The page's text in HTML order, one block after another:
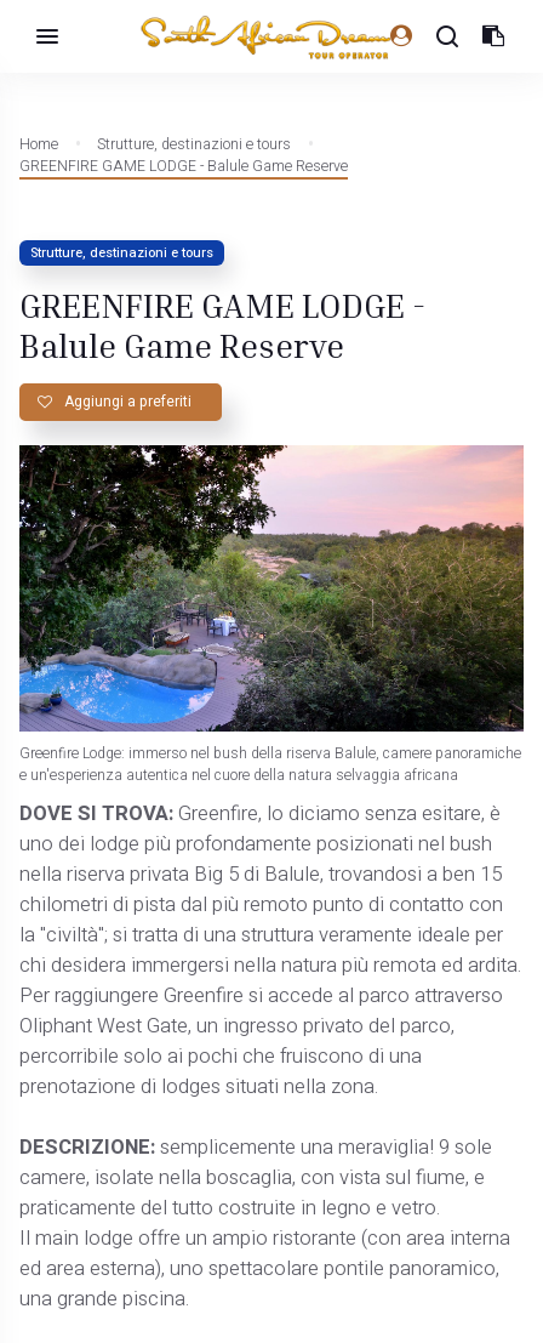
Home
Strutture, destinazioni e tours
GREENFIRE GAME LODGE - Balule Game Reserve
Strutture, destinazioni e tours
GREENFIRE GAME LODGE -
Balule Game Reserve
Aggiungi a preferiti
Greenfire Lodge: immerso nel bush della riserva Balule, camere panoramiche
e un'esperienza autentica nel cuore della natura selvaggia africana
DOVE SI TROVA:Greenfire, lo diciamo senza esitare, è
uno dei lodge più profondamente posizionati nel bush
nella riserva privata Big 5 di Balule, trovandosi a ben 15
chilometri di pista dal più remoto punto di contatto con
la "civiltà"; si tratta di una struttura veramente ideale per
chi desidera immergersi nella natura più remota ed ardita.
Per raggiungere Greenfire si accede al parco attraverso
Oliphant West Gate, un ingresso privato del parco,
percorribile solo ai pochi che fruiscono di una
prenotazione di lodges situati nella zona.
DESCRIZIONE:semplicemente una meraviglia! 9 sole
camere, isolate nella boscaglia, con vista sul fiume, e
praticamente del tutto costruite in legno e vetro.
Il main lodge offre un ampio ristorante (con area interna
ed area esterna), uno spettacolare pontile panoramico,
una grande piscina.